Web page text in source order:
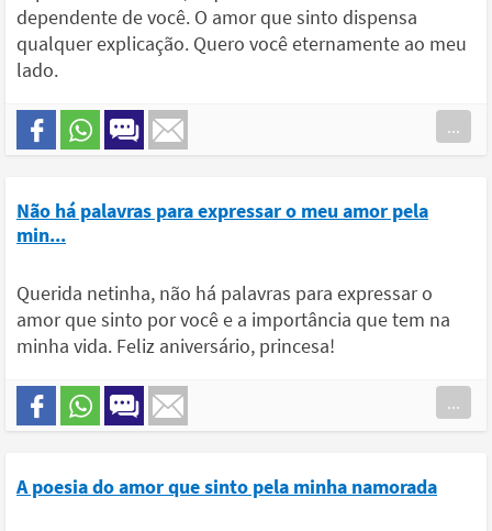
dependente de você. O amor que sinto dispensa
qualquer explicação. Quero você eternamente ao meu
lado.
...
Não há palavras para expressar o meu amor pela
min...
Querida netinha, não há palavras para expressar o
amor que sinto por você e a importância que tem na
minha vida. Feliz aniversário, princesa!
...
A poesia do amor que sinto pela minha namorada